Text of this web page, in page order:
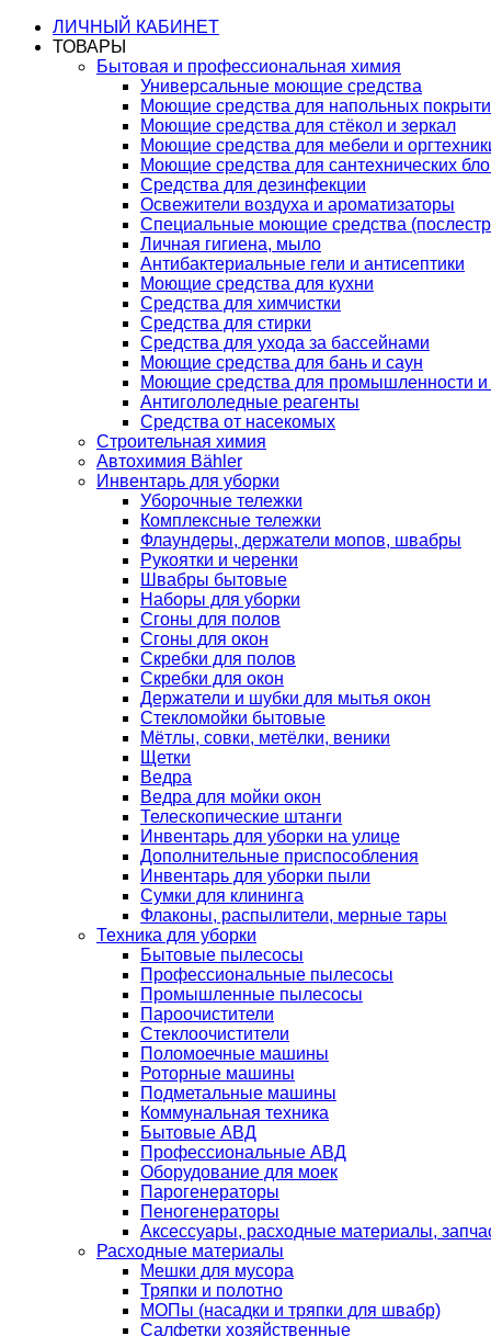
ЛИЧНЫЙ КАБИНЕТ
ТОВАРЫ
Бытовая и профессиональная химия
Универсальные моющие средства
Моющие средства для напольных
Моющие средства для стёкол и зеркал
Моющие средства для мебели и
Моющие средства для сантехнических
Средства для дезинфекции
Освежители воздуха и ароматизаторы
Специальные моющие средства
Личная гигиена, мыло
Антибактериальные гели и антисептики
Моющие средства для кухни
Средства для химчистки
Средства для стирки
Средства для ухода за бассейнами
Моющие средства для бань и саун
Моющие средства для промышленности и
Антигололедные реагенты
Средства от насекомых
Строительная химия
Автохимия Bähler
Инвентарь для уборки
Уборочные тележки
Комплексные тележки
Флаундеры, держатели мопов, швабры
Рукоятки и черенки
Швабры бытовые
Наборы для уборки
Сгоны для полов
Сгоны для окон
Скребки для полов
Скребки для окон
Держатели и шубки для мытья окон
Стекломойки бытовые
Мётлы, совки, метёлки, веники
Щетки
Ведра
Ведра для мойки окон
Телескопические штанги
Инвентарь для уборки на улице
Дополнительные приспособления
Инвентарь для уборки пыли
Сумки для клининга
Флаконы, распылители, мерные тары
Техника для уборки
Бытовые пылесосы
Профессиональные пылесосы
Промышленные пылесосы
Пароочистители
Стеклоочистители
Поломоечные машины
Роторные машины
Подметальные машины
Коммунальная техника
Бытовые АВД
Профессиональные АВД
Оборудование для моек
Парогенераторы
Пеногенераторы
Аксессуары, расходные материалы,
Расходные материалы
Мешки для мусора
Тряпки и полотно
МОПы (насадки и тряпки для швабр)
Салфетки хозяйственные